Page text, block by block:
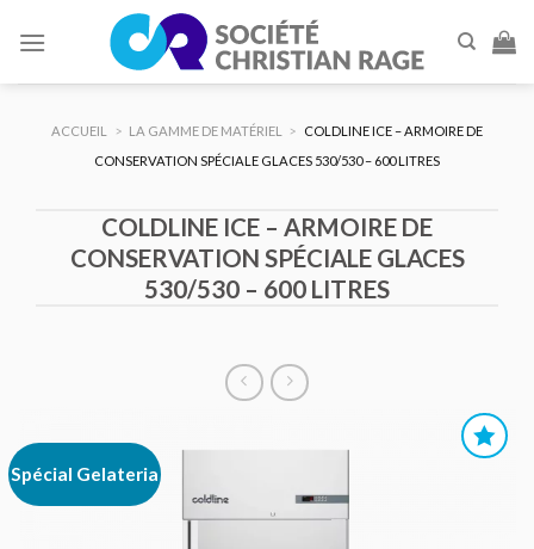
ACCUEIL > LA GAMME DE MATÉRIEL >
COLDLINE ICE – ARMOIRE DE
CONSERVATION SPÉCIALE GLACES 530/530 – 600 LITRES
COLDLINE ICE – ARMOIRE DE
CONSERVATION SPÉCIALE GLACES
530/530 – 600 LITRES
Spécial Gelateria